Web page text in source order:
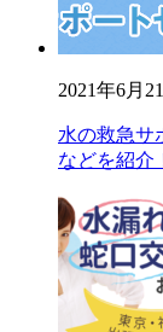
2021年6月
水の救急サ
などを紹介